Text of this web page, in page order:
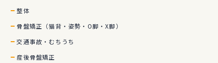
整体
骨盤矯正（猫背・姿勢・O脚・X脚）
交通事故・むちうち
産後骨盤矯正